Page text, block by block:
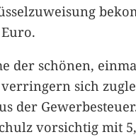
der schönen,
sich
der
vorsichtig mit